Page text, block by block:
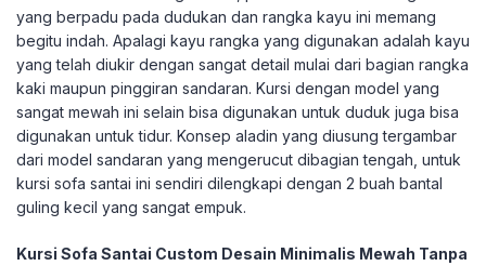
yang berpadu pada dudukan dan rangka kayu ini memang
begitu indah. Apalagi kayu rangka yang digunakan adalah kayu
yang telah diukir dengan sangat detail mulai dari bagian rangka
kaki maupun pinggiran sandaran. Kursi dengan model yang
sangat mewah ini selain bisa digunakan untuk duduk juga bisa
digunakan untuk tidur. Konsep aladin yang diusung tergambar
dari model sandaran yang mengerucut dibagian tengah, untuk
kursi sofa santai ini sendiri dilengkapi dengan 2 buah bantal
guling kecil yang sangat empuk.
Kursi Sofa Santai Custom Desain Minimalis Mewah Tanpa